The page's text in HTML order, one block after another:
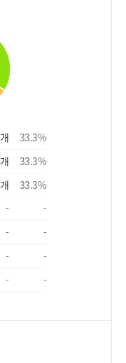
개 33.3%
개 33.3%
개 33.3%
-
-
-
-
-
-
- -